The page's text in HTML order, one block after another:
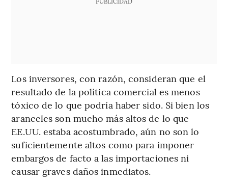
Los inversores, con razón, consideran que el
resultado de la política comercial es menos
tóxico de lo que podría haber sido. Si bien los
aranceles son mucho más altos de lo que
EE.UU. estaba acostumbrado, aún no son lo
suficientemente altos como para imponer
embargos de facto a las importaciones ni
causar graves daños inmediatos.